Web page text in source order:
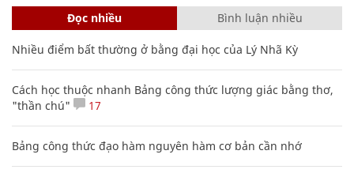
Đọc nhiều Bình luận nhiều
Nhiều điểm bất thường ở bằng đại học của Lý Nhã Kỳ
Cách học thuộc nhanh Bảng công thức lượng giác bằng thơ,
"thần chú"
17
Bảng công thức đạo hàm nguyên hàm cơ bản cần nhớ